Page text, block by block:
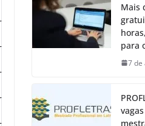
Mais
para
7 de